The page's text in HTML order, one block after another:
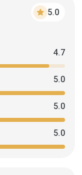
star 5.0
4.7
5.0
5.0
5.0